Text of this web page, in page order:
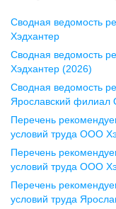
Воронеж
ул. Комиссаржевской,
офис 1212
+7 473 280-05-05
pr@vrn.hh.ru
ул. Спартаковская, д.
помещение 15
+7 843 212-12-50
Сводная ведомость
Хэдхантер
Сводная ведомость
Хэдхантер (2026)
Сводная ведомость
Ярославский
Перечень
условий труда ООО
Перечень
условий труда ООО
Перечень
условий труда